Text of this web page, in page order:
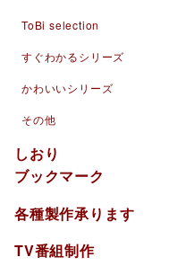
ToBi selection
すぐわかるシリーズ
かわいいシリーズ
その他
しおり
ブックマーク
各種製作承ります
TV番組制作